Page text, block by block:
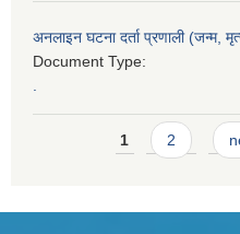
अनलाइन घटना दर्ता प्रणाली (जन्म,
Document Type:
Pages1 2